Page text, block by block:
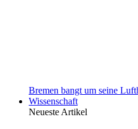
Bremen bangt um seine
Wissenschaft
Neueste Artikel